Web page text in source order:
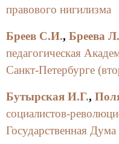
правового нигилизма
Бреев С.И., Бреева
педагогическая
Санкт-Петербурге
Бутырская И.Г.,
социалистов-
Государственная Дума